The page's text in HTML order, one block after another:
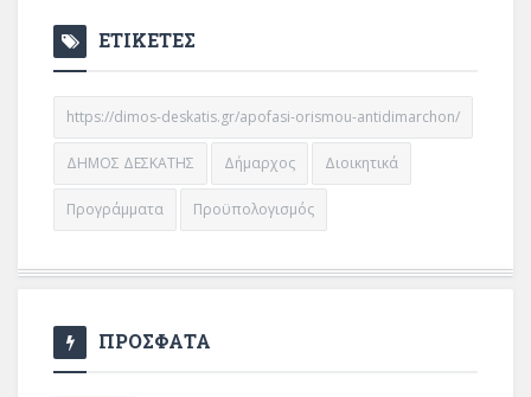
ΕΤΙΚΕΤΕΣ
https://dimos-deskatis.gr/apofasi-orismou-antidimarchon/
ΔΗΜΟΣ ΔΕΣΚΑΤΗΣ Δήμαρχος Διοικητικά
Προγράμματα Προϋπολογισμός
ΠΡΟΣΦΑΤΑ